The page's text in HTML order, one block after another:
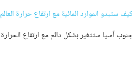
ستبدو الموارد المائية مع ارتفاع حرارة العالم 4 درجات مئوية؟
آسيا ستتغير بشكل دائم مع ارتفاع الحرارة 4 درجات